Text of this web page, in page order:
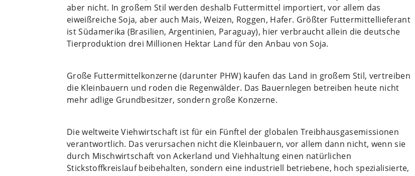
aber nicht. In großem Stil werden deshalb Futtermittel importiert, vor allem das
eiweißreiche Soja, aber auch Mais, Weizen, Roggen, Hafer. Größter Futtermittellieferant
ist Südamerika (Brasilien, Argentinien, Paraguay), hier verbraucht allein die deutsche
Tierproduktion drei Millionen Hektar Land für den Anbau von Soja.
Große Futtermittelkonzerne (darunter PHW) kaufen das Land in großem Stil, vertreiben
die Kleinbauern und roden die Regenwälder. Das Bauernlegen betreiben heute nicht
mehr adlige Grundbesitzer, sondern große Konzerne.
Die weltweite Viehwirtschaft ist für ein Fünftel der globalen Treibhausgasemissionen
verantwortlich. Das verursachen nicht die Kleinbauern, vor allem dann nicht, wenn sie
durch Mischwirtschaft von Ackerland und Viehhaltung einen natürlichen
Stickstoffkreislauf beibehalten, sondern eine industriell betriebene, hoch spezialisierte,